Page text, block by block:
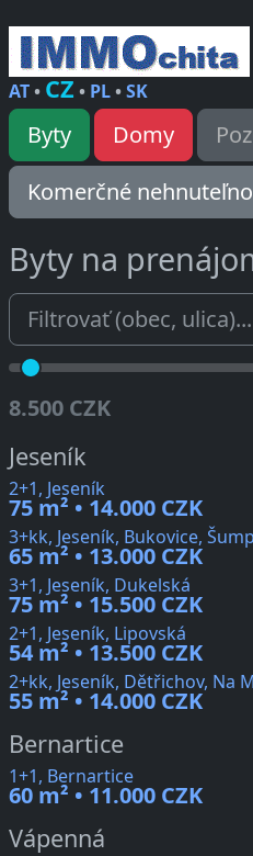
AT• CZ • PL•SK
Byty Domy
Komerčné
Byty na
8.500 CZK
Jeseník
2+1, Jeseník
75 m² • 14.000 CZK
3+kk, Jeseník, Bukovice,
65 m² • 13.000 CZK
3+1, Jeseník, Dukelská
75 m² • 15.500 CZK
2+1, Jeseník, Lipovská
54 m² • 13.500 CZK
2+kk, Jeseník, Dětřichov, Na
55 m² • 14.000 CZK
Bernartice
1+1, Bernartice
60 m² • 11.000 CZK
Vápenná